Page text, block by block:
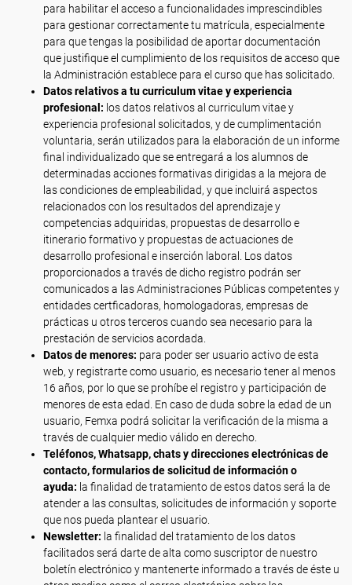
para habilitar el acceso a funcionalidades imprescindibles
para gestionar correctamente tu matrícula, especialmente
para que tengas la posibilidad de aportar documentación
que justifique el cumplimiento de los requisitos de acceso que
la Administración establece para el curso que has solicitado.
Datos relativos a tu curriculum vitae y experiencia
profesional: los datos relativos al curriculum vitae y
experiencia profesional solicitados, y de cumplimentación
voluntaria, serán utilizados para la elaboración de un informe
final individualizado que se entregará a los alumnos de
determinadas acciones formativas dirigidas a la mejora de
las condiciones de empleabilidad, y que incluirá aspectos
relacionados con los resultados del aprendizaje y
competencias adquiridas, propuestas de desarrollo e
itinerario formativo y propuestas de actuaciones de
desarrollo profesional e inserción laboral. Los datos
proporcionados a través de dicho registro podrán ser
comunicados a las Administraciones Públicas competentes y
entidades certficadoras, homologadoras, empresas de
prácticas u otros terceros cuando sea necesario para la
prestación de servicios acordada.
Datos de menores: para poder ser usuario activo de esta
web, y registrarte como usuario, es necesario tener al menos
16 años, por lo que se prohíbe el registro y participación de
menores de esta edad. En caso de duda sobre la edad de un
usuario, Femxa podrá solicitar la verificación de la misma a
través de cualquier medio válido en derecho.
Teléfonos, Whatsapp, chats y direcciones electrónicas de
contacto, formularios de solicitud de información o
ayuda: la finalidad de tratamiento de estos datos será la de
atender a las consultas, solicitudes de información y soporte
que nos pueda plantear el usuario.
Newsletter: la finalidad del tratamiento de los datos
facilitados será darte de alta como suscriptor de nuestro
boletín electrónico y mantenerte informado a través de éste u